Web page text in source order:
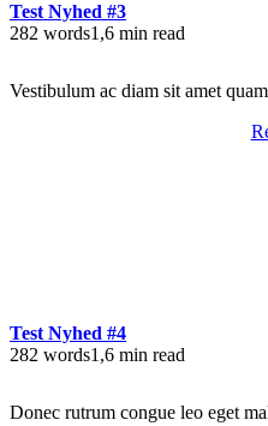
Test Nyhed #3
282 words1,6 min read
Vestibulum ac diam sit amet
Test Nyhed #4
282 words1,6 min read
Donec rutrum congue leo eget